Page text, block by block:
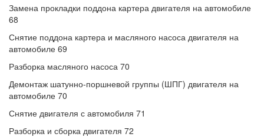
Замена прокладки поддона картера двигателя на автомобиле
68
Снятие поддона картера и масляного насоса двигателя на
автомобиле 69
Разборка масляного насоса 70
Демонтаж шатунно-поршневой группы (ШПГ) двигателя на
автомобиле 70
Снятие двигателя с автомобиля 71
Разборка и сборка двигателя 72